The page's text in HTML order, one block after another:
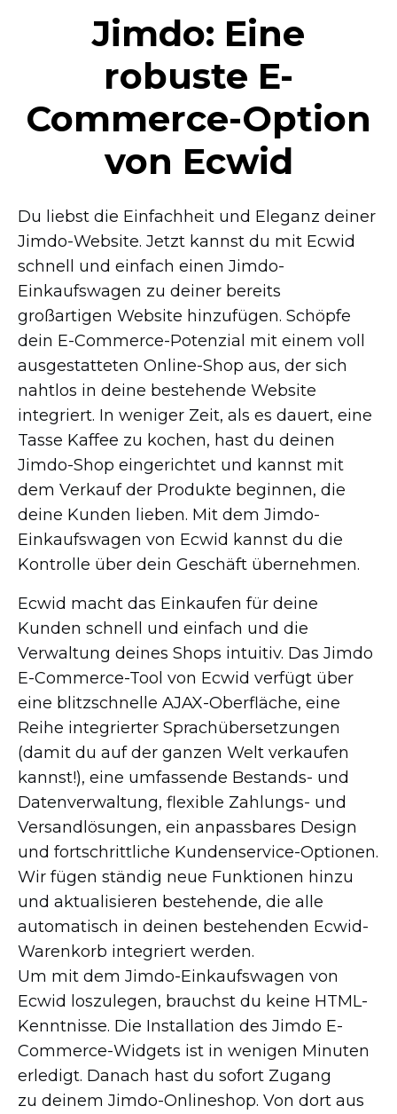
Jimdo: Eine
robuste E-
Commerce-Option
von Ecwid
Du liebst die Einfachheit und Eleganz deiner
Jimdo-Website. Jetzt kannst du mit Ecwid
schnell und einfach einen Jimdo-
Einkaufswagen zu deiner bereits
großartigen Website hinzufügen. Schöpfe
dein E-Commerce-Potenzial mit einem voll
ausgestatteten Online-Shop aus, der sich
nahtlos in deine bestehende Website
integriert. In weniger Zeit, als es dauert, eine
Tasse Kaffee zu kochen, hast du deinen
Jimdo-Shop eingerichtet und kannst mit
dem Verkauf der Produkte beginnen, die
deine Kunden lieben. Mit dem Jimdo-
Einkaufswagen von Ecwid kannst du die
Kontrolle über dein Geschäft übernehmen.
Ecwid macht das Einkaufen für deine
Kunden schnell und einfach und die
Verwaltung deines Shops intuitiv. Das Jimdo
E-Commerce-Tool von Ecwid verfügt über
eine blitzschnelle AJAX-Oberfläche, eine
Reihe integrierter Sprachübersetzungen
(damit du auf der ganzen Welt verkaufen
kannst!), eine umfassende Bestands- und
Datenverwaltung, flexible Zahlungs- und
Versandlösungen, ein anpassbares Design
und fortschrittliche Kundenservice-Optionen.
Wir fügen ständig neue Funktionen hinzu
und aktualisieren bestehende, die alle
automatisch in deinen bestehenden Ecwid-
Warenkorb integriert werden.
Um mit dem Jimdo-Einkaufswagen von
Ecwid loszulegen, brauchst du keine HTML-
Kenntnisse. Die Installation des Jimdo E-
Commerce-Widgets ist in wenigen Minuten
erledigt. Danach hast du sofort Zugang
zu deinem Jimdo-Onlineshop. Von dort aus